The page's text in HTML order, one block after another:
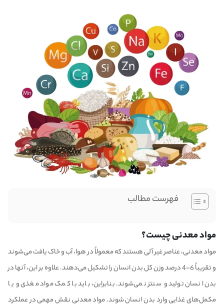
فهرست مطالب
مواد معدنی چیست؟
مواد معدنی، عناصر غیر آلی هستند که معمولاً در هوا، آب و خاک یافت می‌شوند
و تقریباً 6-4 درصد وزن کل بدن انسان را تشکیل می‌دهند. علاوه بر این، آنها در
بدن انسان تولید و سنتز نمی‌شوند. بنابراین، باید با کمک مواد مغذی و یا
مکمل‌های غذایی وارد بدن انسان شوند. مواد معدنی نقش مهمی در عملکرد